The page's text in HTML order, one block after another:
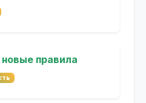
правила